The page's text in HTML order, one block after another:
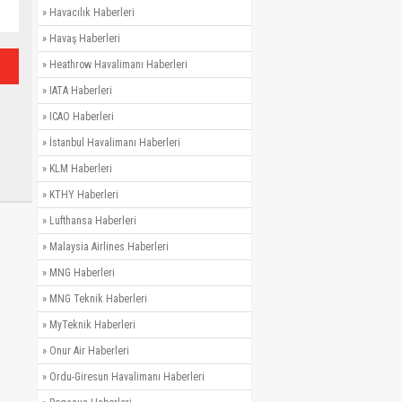
» Havacılık Haberleri
» Havaş Haberleri
» Heathrow Havalimanı Haberleri
» IATA Haberleri
» ICAO Haberleri
» İstanbul Havalimanı Haberleri
» KLM Haberleri
» KTHY Haberleri
» Lufthansa Haberleri
» Malaysia Airlines Haberleri
» MNG Haberleri
» MNG Teknik Haberleri
» MyTeknik Haberleri
» Onur Air Haberleri
» Ordu-Giresun Havalimanı Haberleri